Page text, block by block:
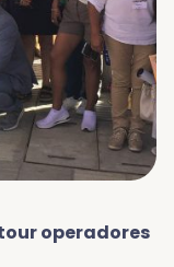
operadores